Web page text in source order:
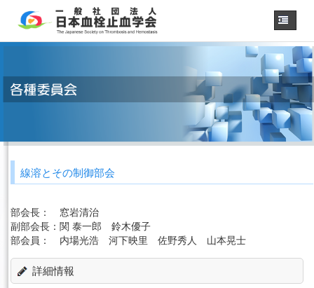
学会概要・理事長挨拶
各種委員会
用語集
認定技師制度
学術集会
会員専用
事務手続き
線溶とその制御部会
部会長：
窓岩清治
副部会長： 関 泰一郎 鈴木優子
部会員：
内場光浩 河下映里 佐野秀人 山本晃士
詳細情報